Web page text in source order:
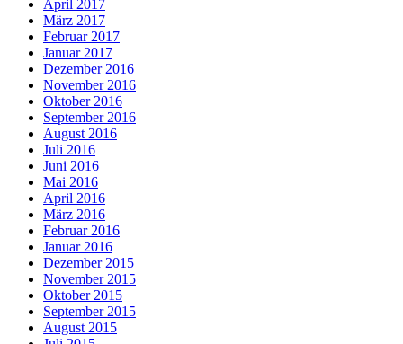
April 2017
März 2017
Februar 2017
Januar 2017
Dezember 2016
November 2016
Oktober 2016
September 2016
August 2016
Juli 2016
Juni 2016
Mai 2016
April 2016
März 2016
Februar 2016
Januar 2016
Dezember 2015
November 2015
Oktober 2015
September 2015
August 2015